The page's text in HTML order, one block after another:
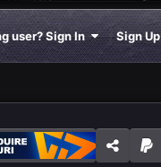
user? Sign In Sign Up